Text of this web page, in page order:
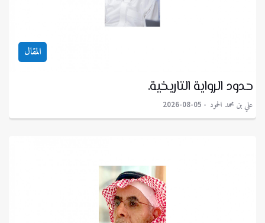
المقال
حدود الرواية التاريخية.
علي بن محمد الحمود 2026-08-05